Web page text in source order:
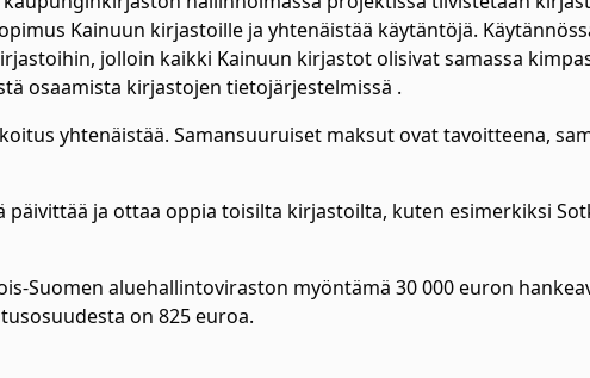
Kainuun kirjastoille ja yhtenäistää käytäntöjä.
jolloin kaikki Kainuun kirjastot olisivat samassa
osaamista kirjastojen tietojärjestelmissä .
yhtenäistää. Samansuuruiset maksut ovat tavoitteena,
päivittää ja ottaa oppia toisilta kirjastoilta, kuten esimerkiksi
Suomen aluehallintoviraston myöntämä 30 000 euron
on 825 euroa.